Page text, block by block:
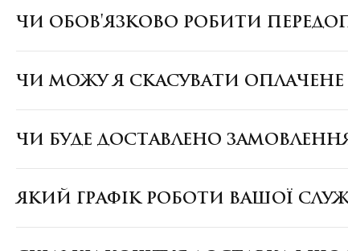
ЧИ ОБОВ'ЯЗКОВО РОБИТИ
ЧИ МОЖУ Я СКАСУВАТИ ОПЛАЧЕНЕ
ЧИ БУДЕ ДОСТАВЛЕНО
ЯКИЙ ГРАФІК РОБОТИ ВАШОЇ